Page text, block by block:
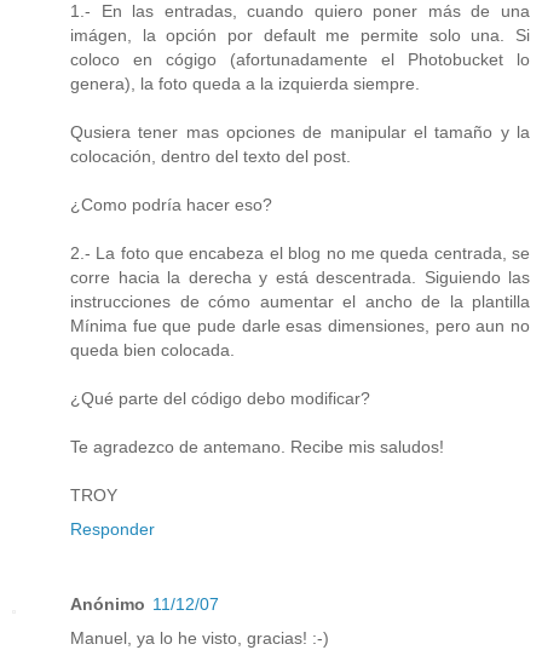
1.- En las entradas, cuando quiero poner más de una
imágen, la opción por default me permite solo una. Si
coloco en cógigo (afortunadamente el Photobucket lo
genera), la foto queda a la izquierda siempre.
Qusiera tener mas opciones de manipular el tamaño y la
colocación, dentro del texto del post.
¿Como podría hacer eso?
2.- La foto que encabeza el blog no me queda centrada, se
corre hacia la derecha y está descentrada. Siguiendo las
instrucciones de cómo aumentar el ancho de la plantilla
Mínima fue que pude darle esas dimensiones, pero aun no
queda bien colocada.
¿Qué parte del código debo modificar?
Te agradezco de antemano. Recibe mis saludos!
TROY
Responder
Anónimo 11/12/07
Manuel, ya lo he visto, gracias! :-)